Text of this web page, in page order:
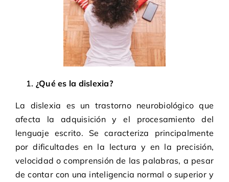
¿Qué es la dislexia?
La dislexia es un trastorno neurobiológico que
afecta la adquisición y el procesamiento del
lenguaje escrito. Se caracteriza principalmente
por dificultades en la lectura y en la precisión,
velocidad o comprensión de las palabras, a pesar
de contar con una inteligencia normal o superior y